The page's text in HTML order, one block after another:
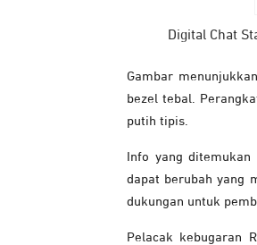
Digital Chat
Gambar
bezel tebal.
putih tipis.
Info yang
dapat berubah yang
dukungan untuk
Pelacak kebugaran